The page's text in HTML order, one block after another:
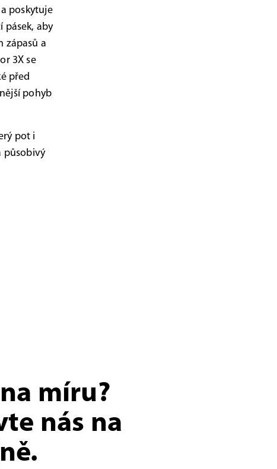
a poskytuje
pásek, aby
zápasů a
3X se
před
pohyb
pot i
působivý
míru?
nás na